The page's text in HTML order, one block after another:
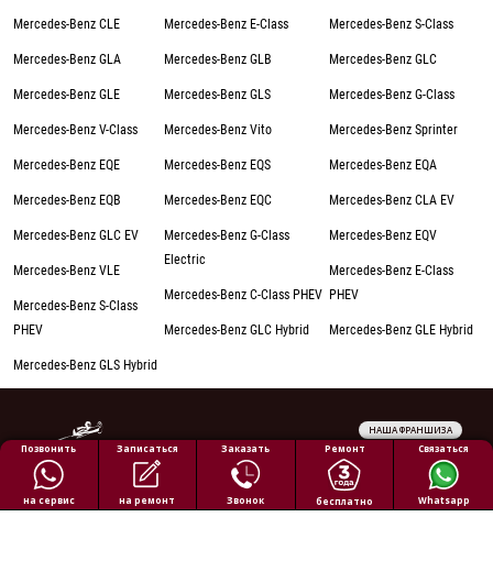
Mercedes-Benz CLE
Mercedes-Benz GLA
Mercedes-Benz GLE
Mercedes-Benz V-Class
Mercedes-Benz EQE
Mercedes-Benz EQB
Mercedes-Benz GLC EV
Mercedes-Benz VLE
Mercedes-Benz S-Class
PHEV
Mercedes-Benz GLS Hybrid
Mercedes-Benz E-Class
Mercedes-Benz GLB
Mercedes-Benz GLS
Mercedes-Benz Vito
Mercedes-Benz EQS
Mercedes-Benz EQC
Mercedes-Benz G-Class
Electric
Mercedes-Benz C-Class PHEV
Mercedes-Benz GLC Hybrid
Mercedes-Benz S-Class
Mercedes-Benz GLC
Mercedes-Benz G-Class
Mercedes-Benz Sprinter
Mercedes-Benz EQA
Mercedes-Benz CLA EV
Mercedes-Benz EQV
Mercedes-Benz E-Class
PHEV
Mercedes-Benz GLE Hybrid
НАША ФРАНШИЗА
Обработка персональных данных
Политика конфиденциальности
Полезная информация
Все права защищены © 2026 АВТОПИЛОТ
Позвонить
на сервис
Записаться
на ремонт
Заказать
Звонок
Ремонт
бесплатно
Связаться
Whatsapp